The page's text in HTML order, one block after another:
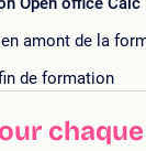
amont de la
de formation